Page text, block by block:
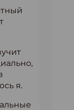
я.